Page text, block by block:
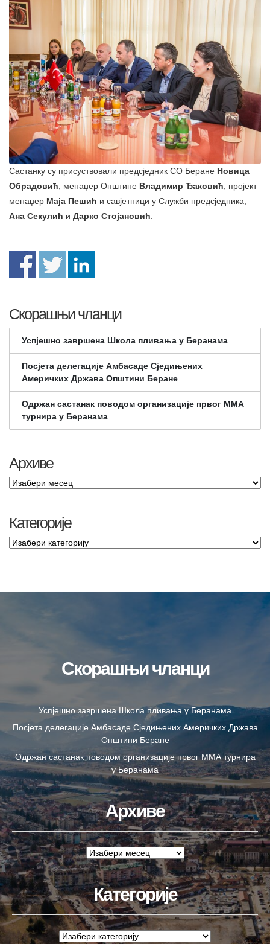
Састанку су присуствовали предсједник СО Беране Новица
Обрадовић, менаџер Општине Владимир Ђаковић, пројект
менаџер Маја Пешић и савјетници у Служби предсједника,
Ана Секулић и Дарко Стојановић.
Скорашњи чланци
Успјешно завршена Школа пливања у Беранама
Посјета делегације Амбасаде Сједињених
Америчких Држава Општини Беране
Одржан састанак поводом организације првог ММА
турнира у Беранама
Архиве
Категорије
Скорашњи чланци
Успјешно завршена Школа пливања у Беранама
Посјета делегације Амбасаде Сједињених Америчких Држава
Општини Беране
Одржан састанак поводом организације првог ММА турнира
у Беранама
Архиве
Категорије